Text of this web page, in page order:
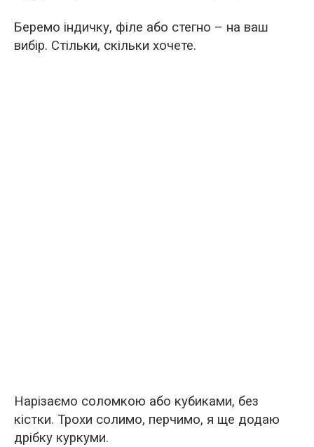
Беремо індичку, філе або стегно – на ваш
вибір. Стільки, скільки хочете.
Нарізаємо соломкою або кубиками, без
кістки. Трохи солимо, перчимо, я ще додаю
дрібку куркуми.